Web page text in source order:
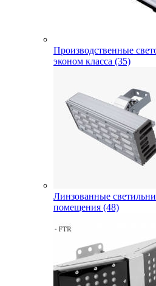
Производственные
эконом класса (35)
Линзованные
помещения (48)